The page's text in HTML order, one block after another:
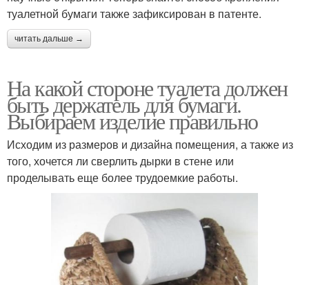
туалетной бумаги также зафиксирован в патенте.
читать дальше →
На какой стороне туалета должен
быть держатель для бумаги.
Выбираем изделие правильно
Исходим из размеров и дизайна помещения, а также из
того, хочется ли сверлить дырки в стене или
проделывать еще более трудоемкие работы.